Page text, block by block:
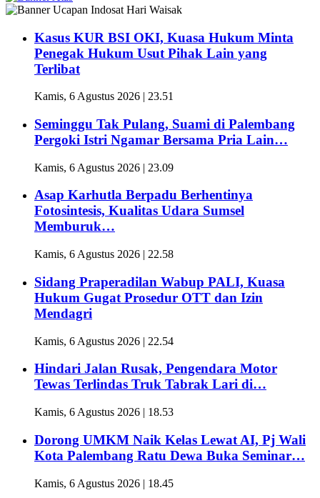
Kasus KUR BSI OKI, Kuasa Hukum Minta
Penegak Hukum Usut Pihak Lain yang
Terlibat
Kamis, 6 Agustus 2026 | 23.51
Seminggu Tak Pulang, Suami di Palembang
Pergoki Istri Ngamar Bersama Pria Lain…
Kamis, 6 Agustus 2026 | 23.09
Asap Karhutla Berpadu Berhentinya
Fotosintesis, Kualitas Udara Sumsel
Memburuk…
Kamis, 6 Agustus 2026 | 22.58
Sidang Praperadilan Wabup PALI, Kuasa
Hukum Gugat Prosedur OTT dan Izin
Mendagri
Kamis, 6 Agustus 2026 | 22.54
Hindari Jalan Rusak, Pengendara Motor
Tewas Terlindas Truk Tabrak Lari di…
Kamis, 6 Agustus 2026 | 18.53
Dorong UMKM Naik Kelas Lewat AI, Pj Wali
Kota Palembang Ratu Dewa Buka Seminar…
Kamis, 6 Agustus 2026 | 18.45